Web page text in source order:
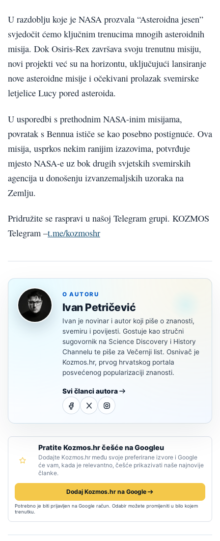
U razdoblju koje je NASA prozvala “Asteroidna jesen”
svjedočit ćemo ključnim trenucima mnogih asteroidnih
misija. Dok Osiris-Rex završava svoju trenutnu misiju,
novi projekti već su na horizontu, uključujući lansiranje
nove asteroidne misije i očekivani prolazak svemirske
letjelice Lucy pored asteroida.
U usporedbi s prethodnim NASA-inim misijama,
povratak s Bennua ističe se kao posebno postignuće. Ova
misija, usprkos nekim ranijim izazovima, potvrđuje
mjesto NASA-e uz bok drugih svjetskih svemirskih
agencija u donošenju izvanzemaljskih uzoraka na
Zemlju.
Pridružite se raspravi u našoj Telegram grupi. KOZMOS
Telegram –t.me/kozmoshr
O AUTORU
Ivan Petričević
Ivan je novinar i autor koji piše o znanosti,
svemiru i povijesti. Gostuje kao stručni
sugovornik na Science Discovery i History
Channelu te piše za Večernji list. Osnivač je
Kozmos.hr, prvog hrvatskog portala
posvećenog popularizaciji znanosti.
Svi članci autora
Pratite Kozmos.hr češće na Googleu
Dodajte Kozmos.hr među svoje preferirane izvore i Google
će vam, kada je relevantno, češće prikazivati naše najnovije
članke.
Dodaj Kozmos.hr na Google
Potrebno je biti prijavljen na Google račun. Odabir možete promijeniti u bilo kojem
trenutku.